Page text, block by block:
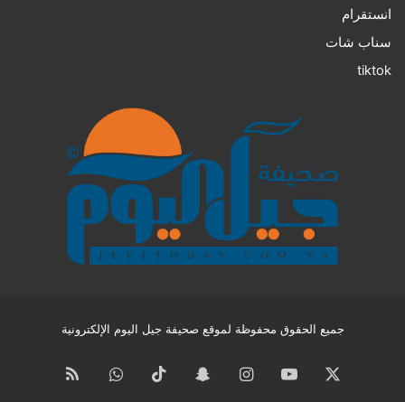
انستقرام
سناب شات
tiktok
جميع الحقوق محفوظة لموقع صحيفة جيل اليوم الإلكترونية
‫YouTubeانستقرامسناب ‫TikTok واتساب